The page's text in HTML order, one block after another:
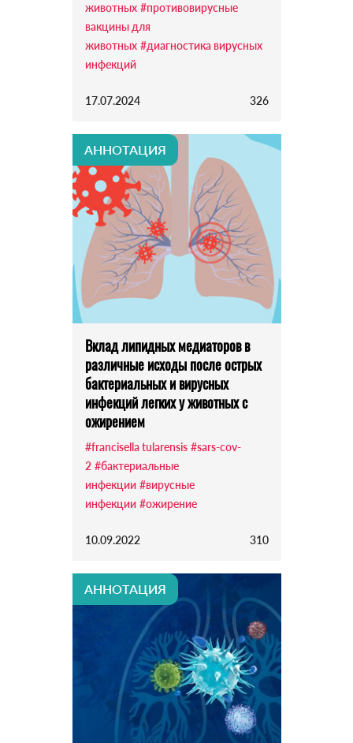
животных #противовирусные
вакцины для
животных #диагностика вирусных
инфекций
17.07.2024 326
АННОТАЦИЯ
Вклад липидных медиаторов в
различные исходы после острых
бактериальных и вирусных
инфекций легких у животных с
ожирением
#francisella tularensis #sars-cov-
2 #бактериальные
инфекции #вирусные
инфекции #ожирение
10.09.2022 310
АННОТАЦИЯ